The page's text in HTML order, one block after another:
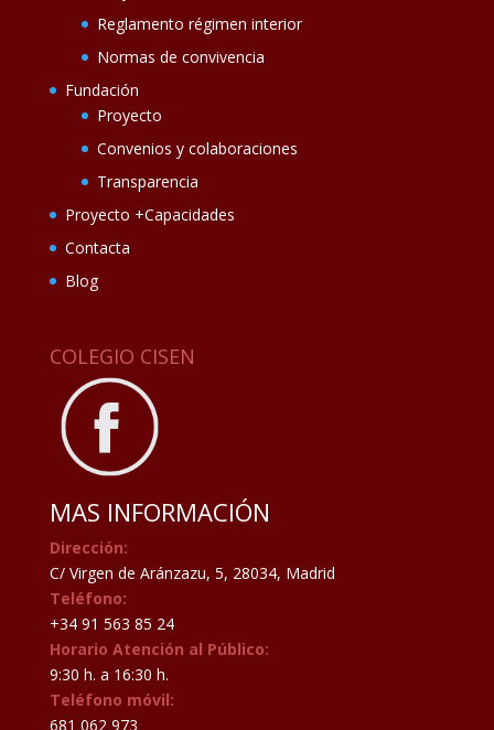
Reglamento régimen interior
Normas de convivencia
Fundación
Proyecto
Convenios y colaboraciones
Transparencia
Proyecto +Capacidades
Contacta
Blog
COLEGIO CISEN
MAS INFORMACIÓN
Dirección:
C/ Virgen de Aránzazu, 5, 28034, Madrid
Teléfono:
+34 91 563 85 24
Horario Atención al Público:
9:30 h. a 16:30 h.
Teléfono móvil:
681 062 973